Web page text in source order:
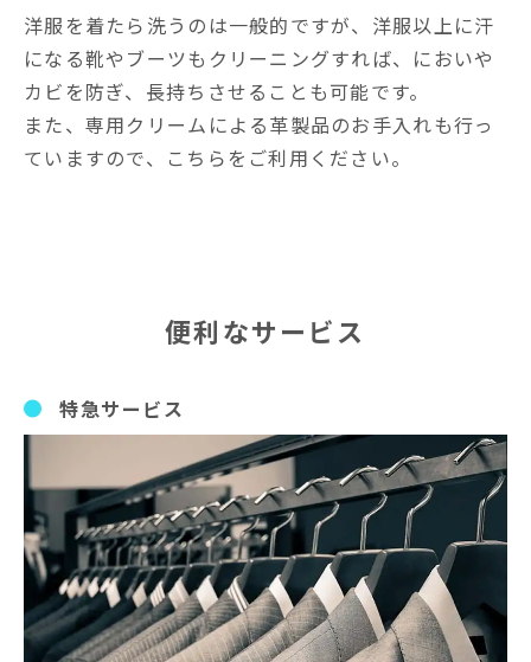
洋服を着たら洗うのは一般的ですが、洋服以上に汗
になる靴やブーツもクリーニングすれば、においや
カビを防ぎ、長持ちさせることも可能です。
また、専用クリームによる革製品のお手入れも行っ
ていますので、こちらをご利用ください。
便利なサービス
特急サービス